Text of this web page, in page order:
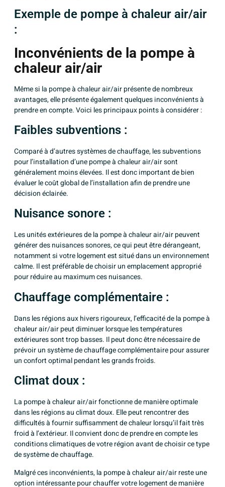
Exemple de pompe à chaleur air/air
:
Inconvénients de la pompe à
chaleur air/air
Même si la pompe à chaleur air/air présente de nombreux
avantages, elle présente également quelques inconvénients à
prendre en compte. Voici les principaux points à considérer :
Faibles subventions :
Comparé à d’autres systèmes de chauffage, les subventions
pour l’installation d’une pompe à chaleur air/air sont
généralement moins élevées. Il est donc important de bien
évaluer le coût global de l’installation afin de prendre une
décision éclairée.
Nuisance sonore :
Les unités extérieures de la pompe à chaleur air/air peuvent
générer des nuisances sonores, ce qui peut être dérangeant,
notamment si votre logement est situé dans un environnement
calme. Il est préférable de choisir un emplacement approprié
pour réduire au maximum ces nuisances.
Chauffage complémentaire :
Dans les régions aux hivers rigoureux, l’efficacité de la pompe à
chaleur air/air peut diminuer lorsque les températures
extérieures sont trop basses. Il peut donc être nécessaire de
prévoir un système de chauffage complémentaire pour assurer
un confort optimal pendant les grands froids.
Climat doux :
La pompe à chaleur air/air fonctionne de manière optimale
dans les régions au climat doux. Elle peut rencontrer des
difficultés à fournir suffisamment de chaleur lorsqu’il fait très
froid à l’extérieur. Il convient donc de prendre en compte les
conditions climatiques de votre région avant de choisir ce type
de système de chauffage.
Malgré ces inconvénients, la pompe à chaleur air/air reste une
option intéressante pour chauffer votre logement de manière